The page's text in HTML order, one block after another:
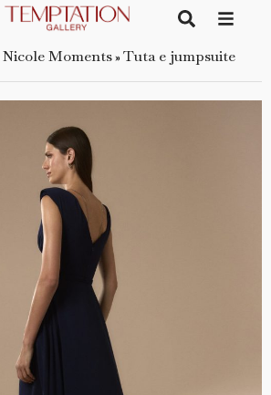
Nicole Moments» Tuta e jumpsuite